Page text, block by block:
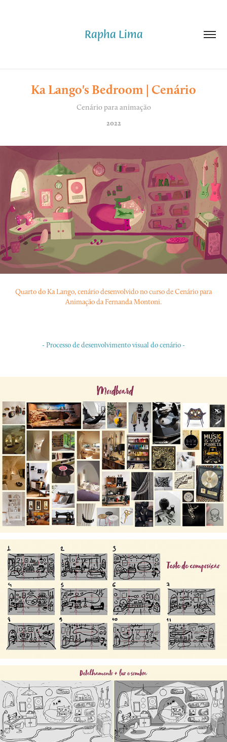
Rapha Lima
Ka Lango's Bedroom | Cenário
Cenário para animação
2022
Quarto do Ka Lango, cenário desenvolvido no curso de Cenário para
Animação da Fernanda Montoni.
- Processo de desenvolvimento visual do cenário -